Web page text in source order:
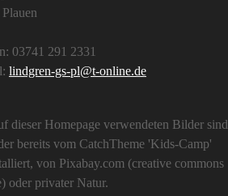
03741 291 2331
lindgren-gs-pl@t-online.de
dieser Homepage verwendeten Bilder sind
bereits vom CatchTheme 'Kids-Camp'
von Pixabay.com (creative commons
oder privater Natur.